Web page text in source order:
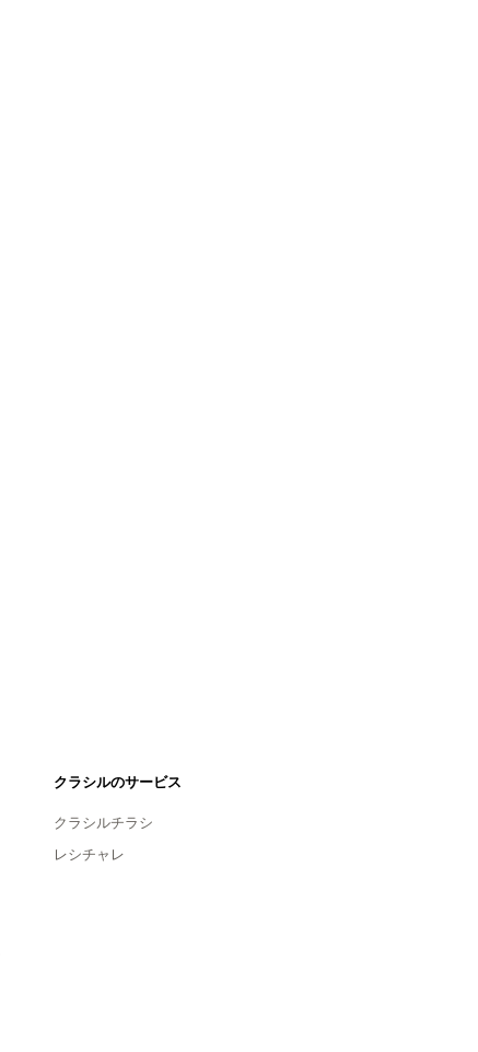
クラシルのサービス
クラシルチラシ
レシチャレ